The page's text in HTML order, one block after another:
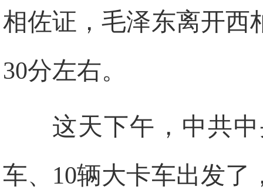
相佐证，毛泽东离开西
30分左右。
这天下午，中共
车、10辆大卡车出发了